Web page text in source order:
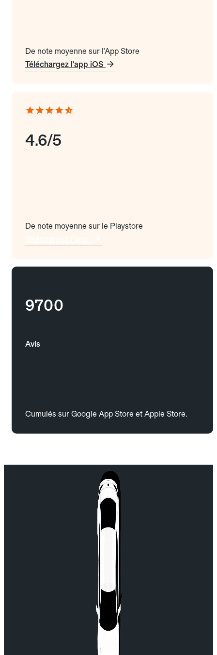
De note moyenne sur l'App Store
Téléchargez l'app iOS
4.6/5
De note moyenne sur le Playstore
9700
Avis
Cumulés sur Google App Store et Apple Store.